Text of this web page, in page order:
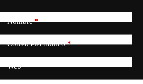
Nombre*
Correo electrónico*
Web